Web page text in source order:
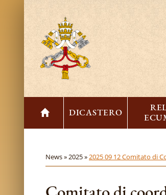
DICASTERO
News »2025 »2025 09 12 Comitato di